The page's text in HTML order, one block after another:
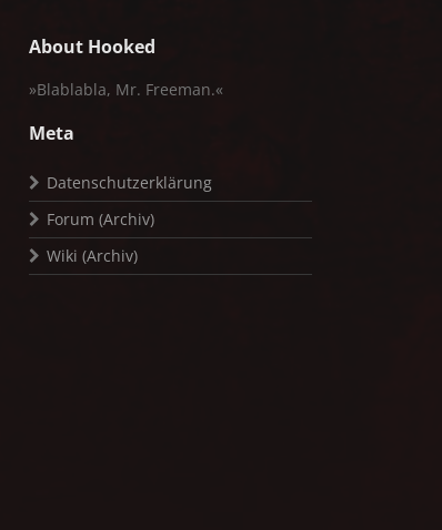
About Hooked
»Blablabla, Mr. Freeman.«
Meta
Datenschutzerklärung
Forum (Archiv)
Wiki (Archiv)